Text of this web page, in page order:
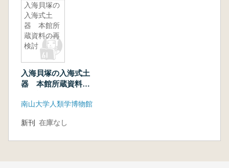
入海貝塚の
入海式土
器 本館所
蔵資料の再
検討
入海貝塚の入海式土
器 本館所蔵資料の
南山大学人類学博物館
新刊 在庫なし